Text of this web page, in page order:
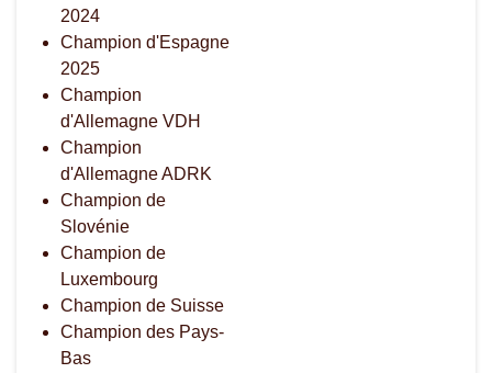
2024
Champion d'Espagne
2025
Champion
d'Allemagne VDH
Champion
d'Allemagne ADRK
Champion de
Slovénie
Champion de
Luxembourg
Champion de Suisse
Champion des Pays-
Bas